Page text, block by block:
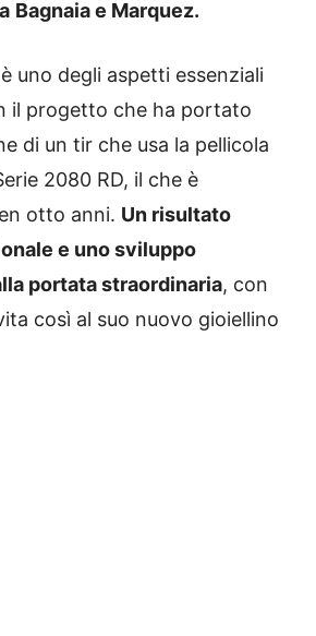
Bagnaia e Marquez.
uno degli aspetti essenziali
il progetto che ha portato
di un tir che usa la pellicola
2080 RD, il che è
otto anni. Un risultato
e uno sviluppo
portata straordinaria, con
così al suo nuovo gioiellino